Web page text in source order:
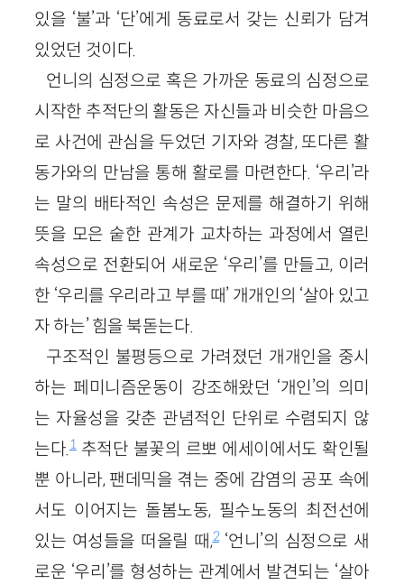
있을 ‘불’과 ‘단’에게 동료로서 갖는 신뢰가 담겨
있었던 것이다.
언니의 심정으로 혹은 가까운 동료의 심정으로
시작한 추적단의 활동은 자신들과 비슷한 마음으
로 사건에 관심을 두었던 기자와 경찰, 또다른 활
동가와의 만남을 통해 활로를 마련한다. ‘우리’라
는 말의 배타적인 속성은 문제를 해결하기 위해
뜻을 모은 숱한 관계가 교차하는 과정에서 열린
속성으로 전환되어 새로운 ‘우리’를 만들고, 이러
한 ‘우리를 우리라고 부를 때’ 개개인의 ‘살아 있고
자 하는’ 힘을 북돋는다.
구조적인 불평등으로 가려졌던 개개인을 중시
하는 페미니즘운동이 강조해왔던 ‘개인’의 의미
는 자율성을 갖춘 관념적인 단위로 수렴되지 않
는다.1추적단 불꽃의 르뽀 에세이에서도 확인될
뿐 아니라, 팬데믹을 겪는 중에 감염의 공포 속에
서도 이어지는 돌봄노동, 필수노동의 최전선에
있는 여성들을 떠올릴 때,2‘언니’의 심정으로 새
로운 ‘우리’를 형성하는 관계에서 발견되는 ‘살아